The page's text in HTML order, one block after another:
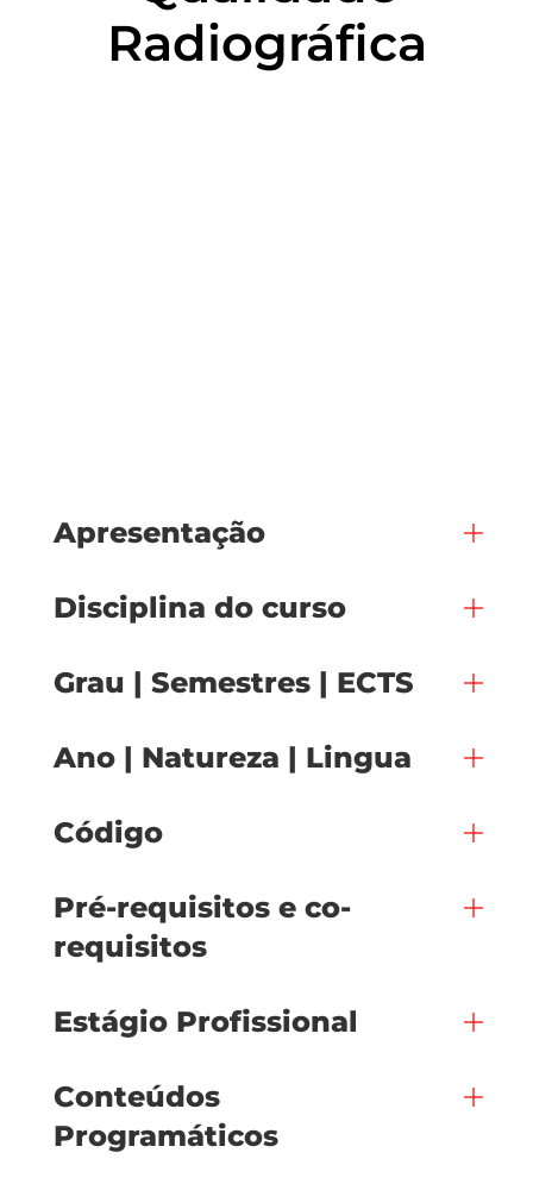
Radiográfica
Apresentação
Disciplina do curso
Grau | Semestres | ECTS
Ano | Natureza | Lingua
Código
Pré-requisitos e co-
requisitos
Estágio Profissional
Conteúdos
Programáticos